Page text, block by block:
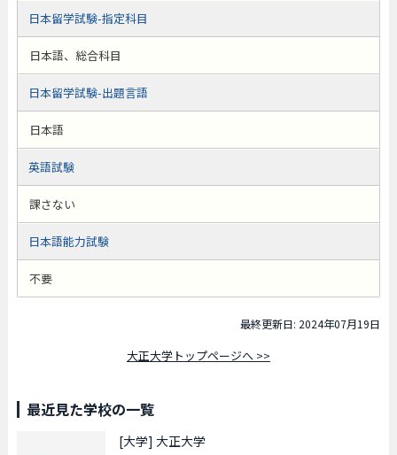
日本留学試験-指定科目
日本語、総合科目
日本留学試験-出題言語
日本語
英語試験
課さない
日本語能力試験
不要
最終更新日: 2024年07月19日
大正大学トップページへ >>
最近見た学校の一覧
[大学] 大正大学